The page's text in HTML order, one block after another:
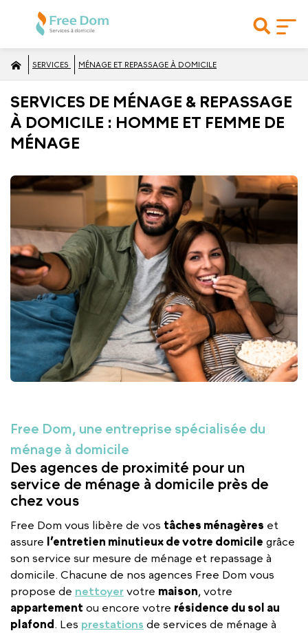
SERVICES MÉNAGE ET REPASSAGE À DOMICILE
SERVICES DE MÉNAGE & REPASSAGE
À DOMICILE : HOMME ET FEMME DE
MÉNAGE
Free Dom, une entreprise spécialisée du
ménage à domicile
Des agences de proximité pour un
service de ménage à domicile près de
chez vous
Free Dom vous libère de vos tâches ménagères et
assure l’entretien minutieux de votre domicile grâce
son service sur mesure de ménage et repassage à
domicile. Chacune de nos agences Free Dom vous
propose de nettoyer votre maison , votre
appartement ou encore votre résidence du sol au
plafond
. Les prestations de services de ménage à